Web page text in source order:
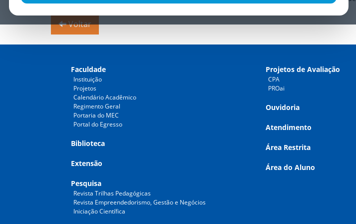
Voltar
Faculdade
Instituição
Projetos
Calendário Acadêmico
Regimento Geral
Portaria do MEC
Portal do Egresso
Biblioteca
Extensão
Pesquisa
Revista Trilhas Pedagógicas
Revista Empreendedorismo, Gestão e Negócios
Iniciação Científica
Projetos de Avaliação
CPA
PROai
Ouvidoria
Atendimento
Área Restrita
Área do Aluno